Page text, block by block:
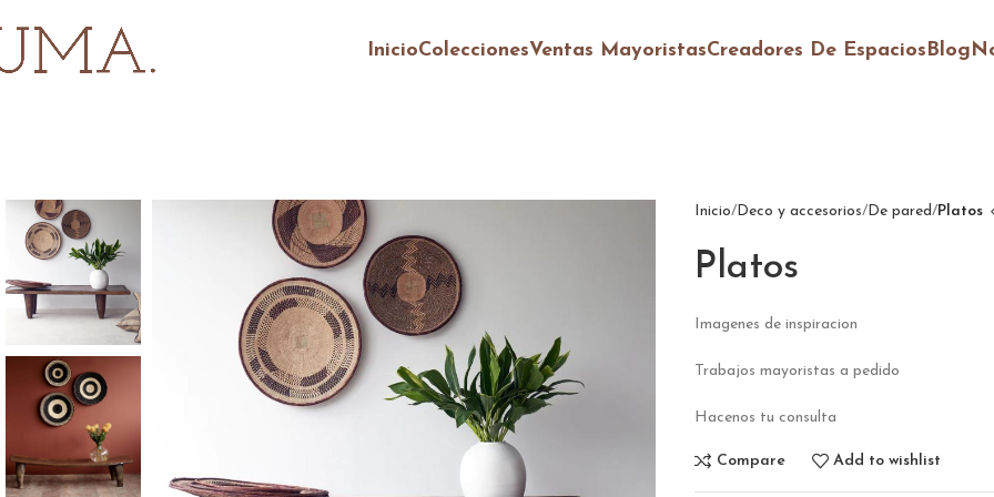
InicioColeccionesVentas MayoristasCreadores De Espacios Blog
Inicio Deco y accesorios De pared Platos
Platos
Imagenes de inspiracion
Trabajos mayoristas a pedido
Hacenos tu consulta
Compare Add to wishlist